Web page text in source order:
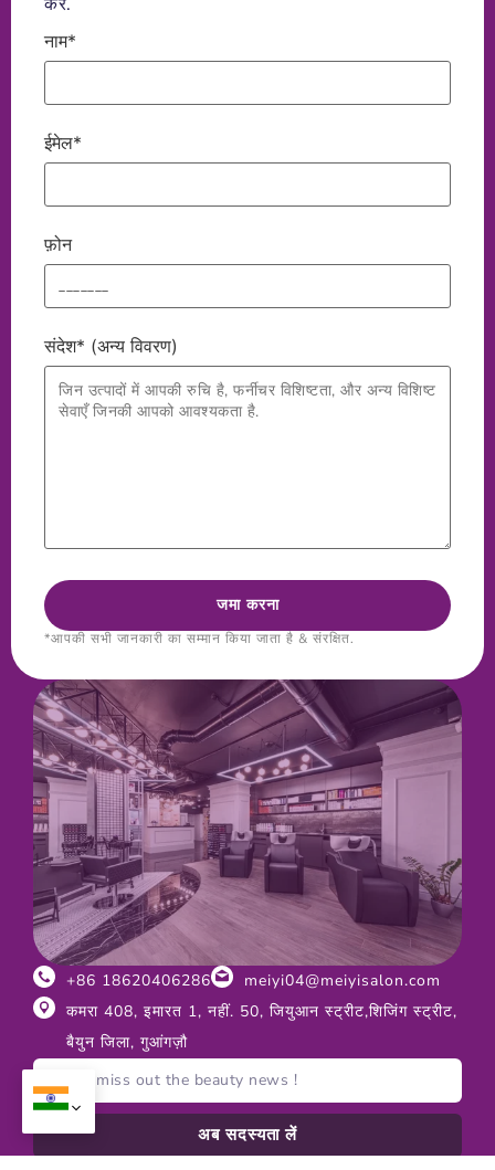
नाम*
ईमेल*
फ़ोन
संदेश* (अन्य विवरण)
*आपकी सभी जानकारी का सम्मान किया जाता है & संरक्षित.
+86 18620406286
meiyi04@meiyisalon.com
कमरा 408, इमारत 1, नहीं. 50, जियुआन स्ट्रीट,शिजिंग स्ट्रीट,
बैयुन जिला, गुआंगज़ौ
अब सदस्यता लें